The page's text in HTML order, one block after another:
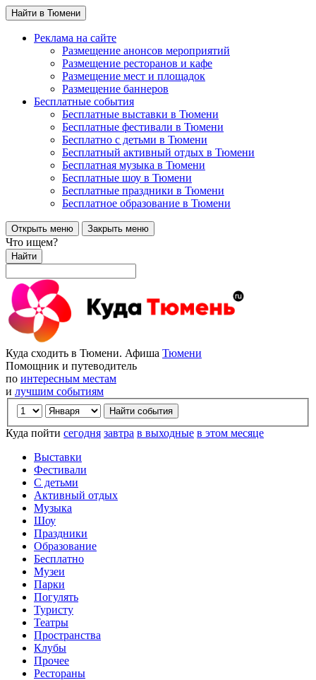
Найти в Тюмени
Реклама на сайте
Размещение анонсов мероприятий
Размещение ресторанов и кафе
Размещение мест и площадок
Размещение баннеров
Бесплатные события
Бесплатные выставки в Тюмени
Бесплатные фестивали в Тюмени
Бесплатно с детьми в Тюмени
Бесплатный активный отдых в Тюмени
Бесплатная музыка в Тюмени
Бесплатные шоу в Тюмени
Бесплатные праздники в Тюмени
Бесплатное образование в Тюмени
Открыть меню Закрыть меню
Что ищем?
Найти
Куда сходить в Тюмени. Афиша Тюмени
Помощник и путеводитель
по интересным местам
и лучшим событиям
Куда пойти сегодня завтра в выходные в этом месяце
Выставки
Фестивали
С детьми
Активный отдых
Музыка
Шоу
Праздники
Образование
Бесплатно
Музеи
Парки
Погулять
Туристу
Театры
Пространства
Клубы
Прочее
Рестораны